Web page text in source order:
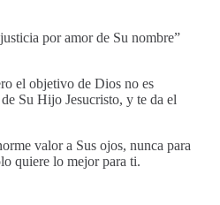
por amor de Su nombre”
el objetivo de Dios no es
Su Hijo Jesucristo, y te da el
valor a Sus ojos, nunca para
quiere lo mejor para ti.